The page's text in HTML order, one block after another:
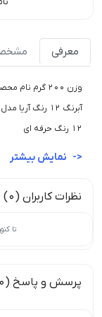
معرفی
وزن 200 گرم نام محصول
آبرنگ 12 رنگ آریا مدل آرتیست طرح رنگ
12 رنگ حرفه ای
نظرات کاربران (0) :
تا
پرسش و پاسخ (0) :